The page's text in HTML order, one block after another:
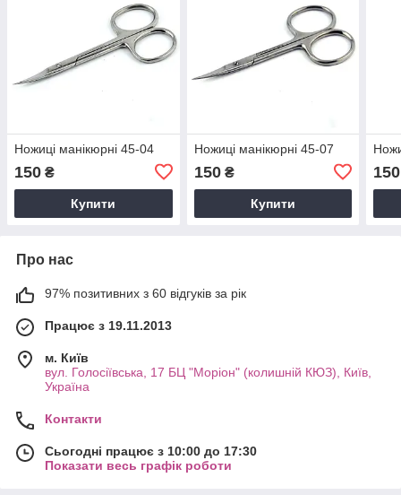
Ножиці манікюрні 45-04
150 ₴
Купити
Ножиці манікюрні 45-07
150₴
Купити
150
Про нас
97% позитивних з 60 відгуків за рік
Працює з 19.11.2013
м. Київ
вул. Голосіївська, 17 БЦ "Моріон" (колишній КЮЗ), Київ,
Україна
Контакти
Сьогодні працює з 10:00 до 17:30
Показати весь графік роботи